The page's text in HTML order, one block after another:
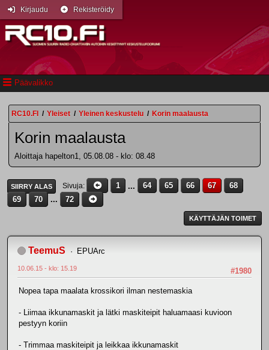
Päävalikko
Kirjaudu Rekisteröidy
RC10.FI / Yleiset / Yleinen keskustelu / Korin maalausta
Korin maalausta
Aloittaja hapelton1, 05.08.08 - klo: 08.48
SIIRRY ALAS Sivuja 1 ... 64 65 66 67
68
69
70 ... 72
KÄYTTÄJÄN TOIMET
TeemuS EPUArc
#1980
10.06.15 - klo: 15.19
Nopea tapa maalata krossikori ilman nestemaskia
- Liimaa ikkunamaskit ja lätki maskiteipit haluamaasi kuvioon
pestyyn koriin
- Trimmaa maskiteipit ja leikkaa ikkunamaskit